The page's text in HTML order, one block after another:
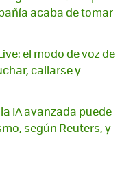
acaba de tomar
el modo de voz de
callarse y
IA avanzada puede
según Reuters, y